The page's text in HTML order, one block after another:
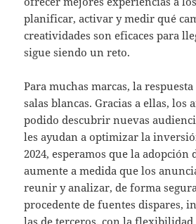
planificar, activar y medir qué
creatividades son eficaces para
sigue siendo un reto.
Para muchas marcas, la
salas blancas. Gracias a ellas, los
podido descubrir nuevas
les ayudan a optimizar la
2024, esperamos que la adopción
aumente a medida que los
reunir y analizar, de forma
procedente de fuentes dispares,
las de terceros, con la flexibilidad